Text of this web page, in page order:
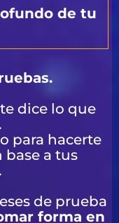
de tu
dice lo que
para hacerte
base a tus
de prueba
forma en